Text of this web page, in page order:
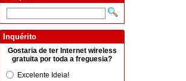
Inquérito
Gostaria de ter Internet wireless
gratuita por toda a freguesia?
Excelente Ideia!